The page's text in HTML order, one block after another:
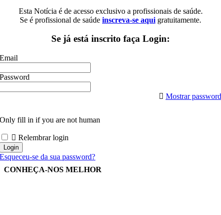
Esta Notícia é de acesso exclusivo a profissionais de saúde.
Se é profissional de saúde inscreva-se aqui gratuitamente.
Se já está inscrito faça Login:
Email
Password
Mostrar password
Only fill in if you are not human
Relembrar login
Esqueceu-se da sua password?
CONHEÇA-NOS MELHOR